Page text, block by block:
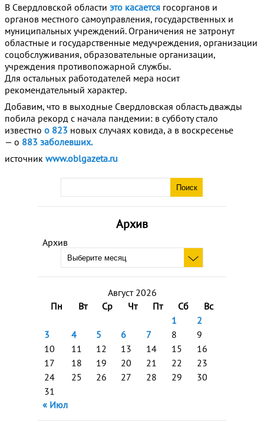
Архив
Архив
Август 2026
Пн
Вт Ср Чт Пт Сб
Вс
1
2
3
4 5 6 7 8
9
10
11 12 13 14 15
16
17
18 19 20 21 22
23
24
25 26 27 28 29
30
31
« Июл
В Свердловской области это касается госорганов и
органов местного самоуправления, государственных и
муниципальных учреждений. Ограничения не затронут
областные и государственные медучреждения, организации
соцобслуживания, образовательные организации,
учреждения противопожарной службы.
Для остальных работодателей мера носит
рекомендательный характер.
Добавим, что в выходные Свердловская область дважды
побила рекорд с начала пандемии: в субботу стало
известно о 823 новых случаях ковида, а в воскресенье
— о 883 заболевших.
источник www.oblgazeta.ru